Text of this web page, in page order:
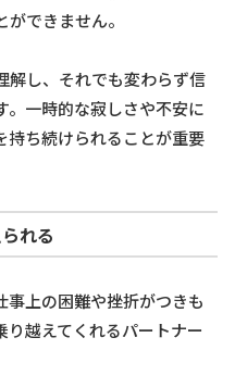
できません。
解し、それでも変わらず信
。一時的な寂しさや不安に
持ち続けられることが重要
れる
事上の困難や挫折がつきも
越えてくれるパートナー